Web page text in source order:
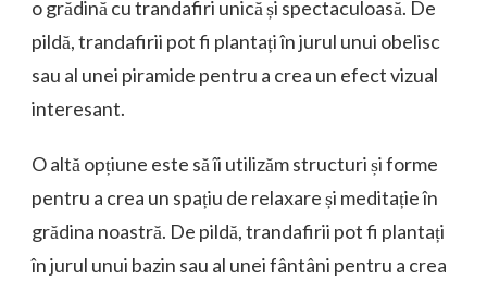
o grădină cu trandafiri unică și spectaculoasă. De
pildă, trandafirii pot fi plantați în jurul unui obelisc
sau al unei piramide pentru a crea un efect vizual
interesant.
O altă opțiune este să îi utilizăm structuri și forme
pentru a crea un spațiu de relaxare și meditație în
grădina noastră. De pildă, trandafirii pot fi plantați
în jurul unui bazin sau al unei fântâni pentru a crea